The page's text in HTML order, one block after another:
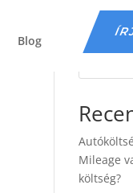
Blog
Mileage
költség?